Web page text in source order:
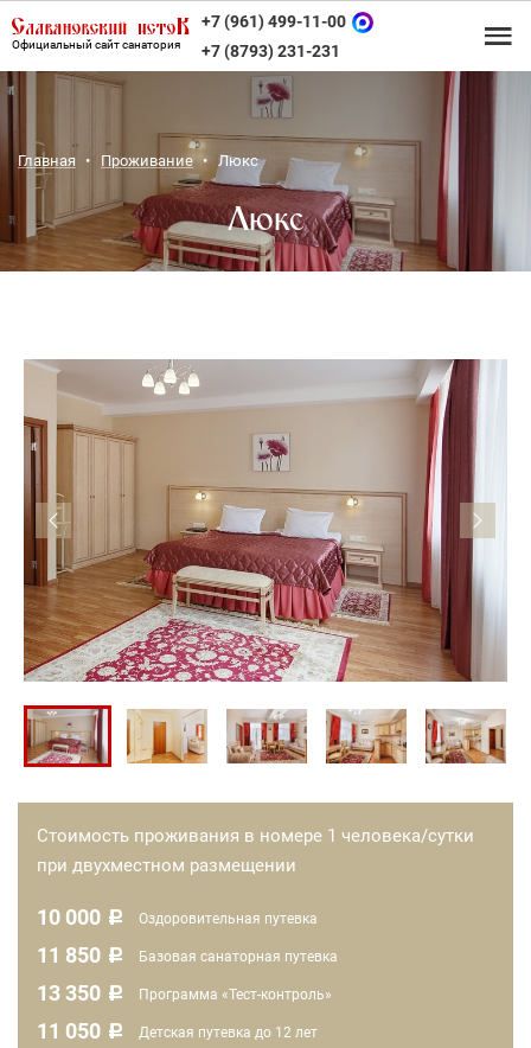
Официальный сайт санатория
+7 (961) 499-11-00
+7 (8793) 231-231
Главная Проживание Люкс
Люкс
Стоимость проживания в номере 1 человека/сутки
при двухместном размещении
10 000 c Оздоровительная путевка
11 850 c Базовая санаторная путевка
13 350 c Программа «Тест-контроль»
11 050 c Детская путевка до 12 лет